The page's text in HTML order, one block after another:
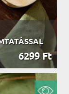
6299 Ft